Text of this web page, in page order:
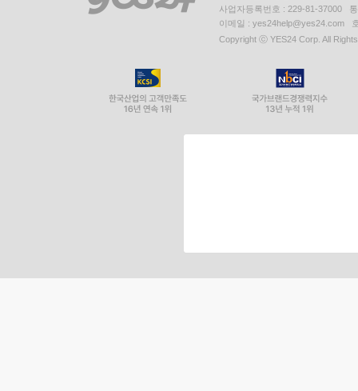
사업자등록번호 : 229-81-37000
이메일 : yes24help@yes24.com
Copyright ⓒ YES24 Corp. All